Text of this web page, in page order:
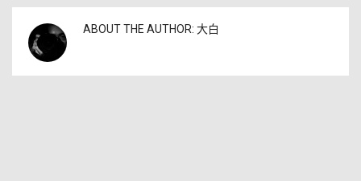
ABOUT THE AUTHOR: 大白